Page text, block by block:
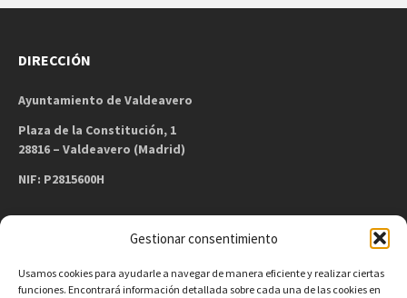
Gestionar consentimiento
Usamos cookies para ayudarle a navegar de manera eficiente y realizar ciertas
funciones. Encontrará información detallada sobre cada una de las cookies en
DIRECCIÓN
Ayuntamiento de Valdeavero
Plaza de la Constitución, 1
28816 – Valdeavero (Madrid)
NIF: P2815600H
Teléfono: 91 886 44 62